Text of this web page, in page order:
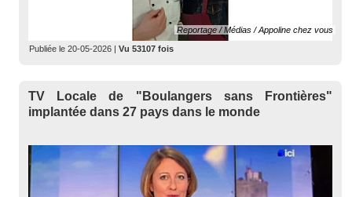
Reportage / Médias / Appoline chez vous
Publiée le 20-05-2026 Vu 53107 fois
TV Locale de "Boulangers sans Frontières"
implantée dans 27 pays dans le monde